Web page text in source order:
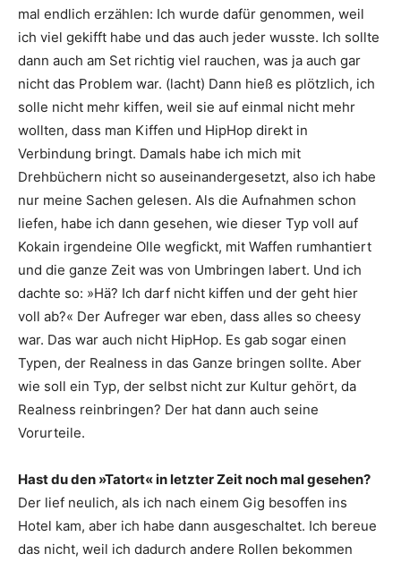
mal endlich erzählen: Ich wurde dafür genommen, weil
ich viel gekifft habe und das auch ­jeder wusste. Ich sollte
dann auch am Set richtig viel ­rauchen, was ja auch gar
nicht das Problem war. (lacht) Dann hieß es plötzlich, ich
solle nicht mehr ­kiffen, weil sie auf einmal nicht mehr
wollten, dass man Kiffen und HipHop direkt in
Verbindung bringt. Damals habe ich mich mit
Drehbüchern nicht so auseinandergesetzt, also ich habe
nur meine Sachen gelesen. Als die Aufnahmen schon
liefen, habe ich dann gesehen, wie dieser Typ voll auf
Kokain irgendeine Olle wegfickt, mit Waffen rumhantiert
und die ganze Zeit was von Umbringen labert. Und ich
dachte so: »Hä? Ich darf nicht kiffen und der geht hier
voll ab?« Der Aufreger war eben, dass alles so cheesy
war. Das war auch nicht HipHop. Es gab sogar einen
Typen, der Realness in das Ganze bringen sollte. Aber
wie soll ein Typ, der selbst nicht zur Kultur gehört, da
Realness reinbringen? Der hat dann auch seine
Vorurteile.
Hast du den »Tatort« in letzter Zeit noch mal ­gesehen?
Der lief neulich, als ich nach einem Gig besoffen ins
Hotel kam, aber ich habe dann ausgeschaltet. Ich bereue
das nicht, weil ich dadurch andere Rollen ­bekommen